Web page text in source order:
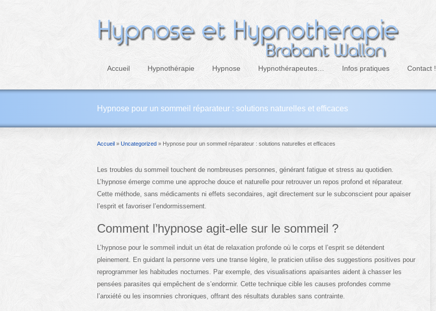
Accueil Hypnothérapie Hypnose Hypnothérapeutes… Infos pratiques Contact !
Hypnose pour un sommeil réparateur : solutions naturelles et efficaces
Accueil » Uncategorized » Hypnose pour un sommeil réparateur : solutions naturelles et efficaces
Les troubles du sommeil touchent de nombreuses personnes, générant fatigue et stress au quotidien.
L’hypnose émerge comme une approche douce et naturelle pour retrouver un repos profond et réparateur.
Cette méthode, sans médicaments ni effets secondaires, agit directement sur le subconscient pour apaiser
l’esprit et favoriser l’endormissement.
Comment l’hypnose agit-elle sur le sommeil ?
L’hypnose pour le sommeil induit un état de relaxation profonde où le corps et l’esprit se détendent
pleinement. En guidant la personne vers une transe légère, le praticien utilise des suggestions positives pour
reprogrammer les habitudes nocturnes. Par exemple, des visualisations apaisantes aident à chasser les
pensées parasites qui empêchent de s’endormir. Cette technique cible les causes profondes comme
l’anxiété ou les insomnies chroniques, offrant des résultats durables sans contrainte.